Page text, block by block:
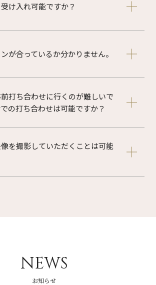
け入れ可能ですか？
が合っているか分かりません。
打ち合わせに行くのが難しいで
の打ち合わせは可能ですか？
を撮影していただくことは可能
NEWS
お知らせ